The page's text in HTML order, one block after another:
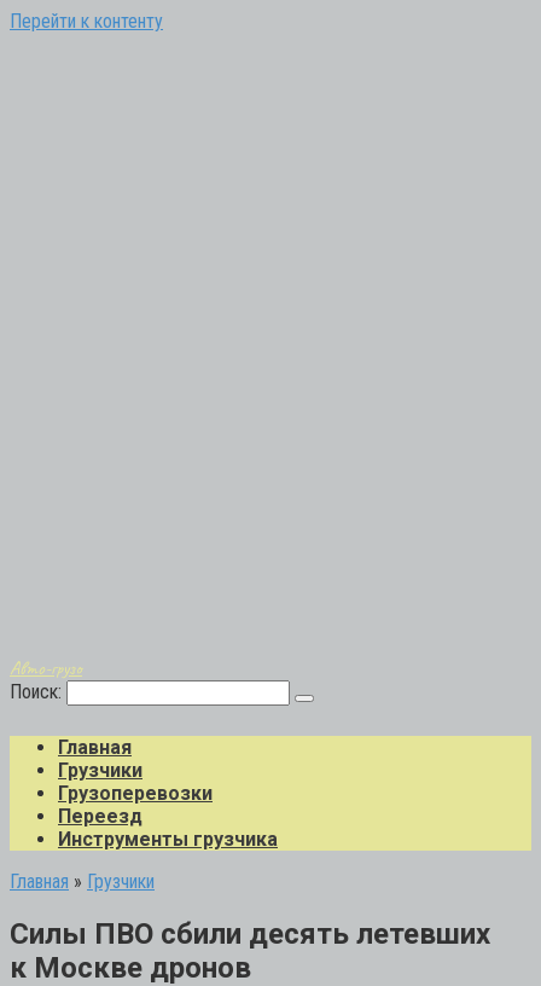
Перейти к контенту
Авто-грузо
Поиск:
Главная
Грузчики
Грузоперевозки
Переезд
Инструменты грузчика
Главная » Грузчики
Силы ПВО сбили десять летевших
к Москве дронов